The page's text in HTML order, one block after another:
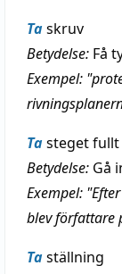
Taskruv
Betydelse: Få
Exempel:
Tasteget
Betydelse: Gå
Exempel:
blev författare
Taställning